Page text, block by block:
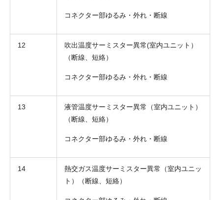
コネクター部ゆるみ・外れ・断線
12
吹出温度サーミスター異常(室内ユニット）
（断線、短絡）
コネクター部ゆるみ・外れ・断線
13
液管温度サーミスター異常（室内ユニット）
（断線、短絡）
コネクター部ゆるみ・外れ・断線
14
熱交ガス温度サーミスター異常（室内ユニッ
ト）（断線、短絡）